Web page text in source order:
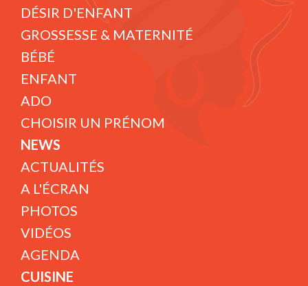
DÉSIR D'ENFANT
GROSSESSE & MATERNITÉ
BÉBÉ
ENFANT
ADO
CHOISIR UN PRÉNOM
NEWS
ACTUALITÉS
A L'ÉCRAN
PHOTOS
VIDÉOS
AGENDA
CUISINE